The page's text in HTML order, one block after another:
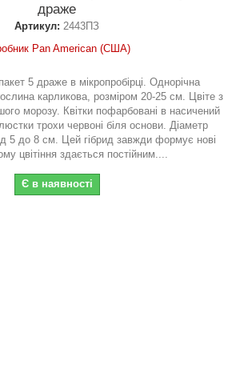
драже
Артикул: 2443ПЗ
Pan American (США)
5 драже в мікропробірці. Однорічна
карликова, розміром 20-25 см. Цвіте з
морозу. Квітки пофарбовані в насичений
трохи червоні біля основи. Діаметр
5 до 8 см. Цей гібрид завжди формує нові
цвітіння здається постійним....
Є в наявності